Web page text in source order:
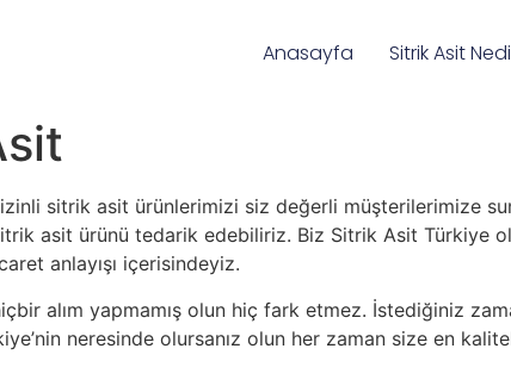
Anasayfa Sitrik Asit
izinli sitrik asit ürünlerimizi siz değerli müşterilerimize
asit ürünü tedarik edebiliriz. Biz Sitrik Asit Türkiye
anlayışı içerisindeyiz.
alım yapmamış olun hiç fark etmez. İstediğiniz
neresinde olursanız olun her zaman size en